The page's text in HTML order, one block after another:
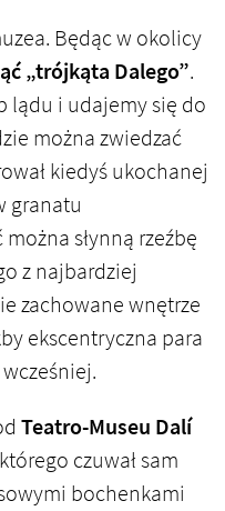
Będąc w okolicy
„trójkąta Dalego”.
lądu i udajemy się do
można zwiedzać
kiedyś ukochanej
granatu
słynną rzeźbę
z najbardziej
zachowane wnętrze
ekscentryczna para
Teatro-Museu Dalí
czuwał sam
bochenkami